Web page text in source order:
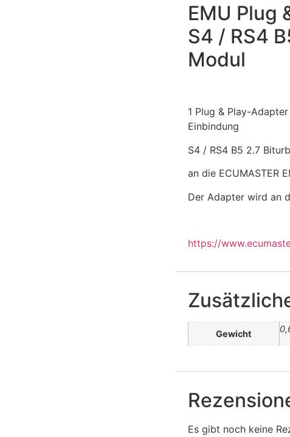
EMU Plug
S4 / RS4
Modul
1 Plug & Play-
Einbindung
S4 / RS4 B5 2.7
an die ECUMASTER
Der Adapter wird an
https://
Gewicht
Es gibt noch keine